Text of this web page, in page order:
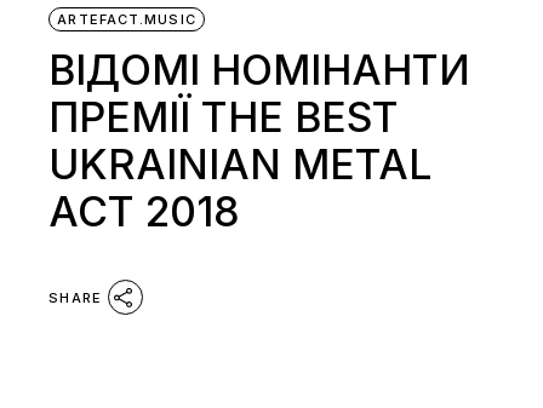
ARTEFACT.MUSIC
ВІДОМІ НОМІНАНТИ
ПРЕМІЇ THE BEST
UKRAINIAN METAL
ACT 2018
SHARE